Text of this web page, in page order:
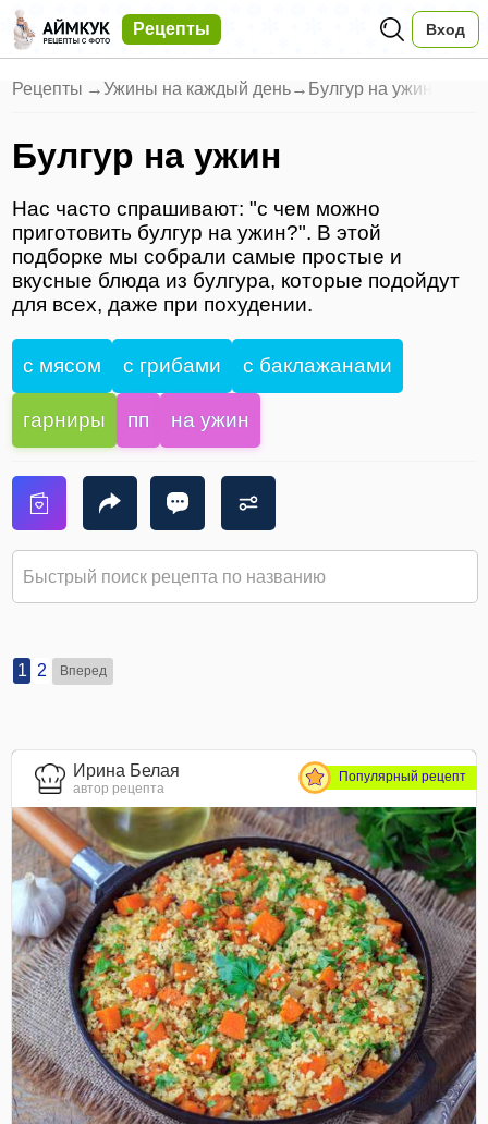
Рецепты Вход
Рецепты →Ужины на каждый день→ Булгур на ужин
Булгур на ужин
Нас часто спрашивают: "с чем можно
приготовить булгур на ужин?". В этой
подборке мы собрали самые простые и
вкусные блюда из булгура, которые подойдут
для всех, даже при похудении.
с мясом с грибами с баклажанами
гарниры пп на ужин
1 2 Вперед
Ирина Белая
автор рецепта
Популярный рецепт